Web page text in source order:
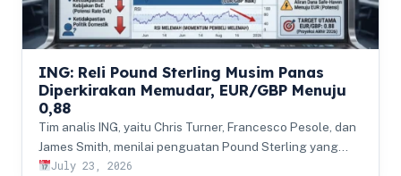
ING: Reli Pound Sterling Musim Panas
Diperkirakan Memudar, EUR/GBP Menuju
0,88
Tim analis ING, yaitu Chris Turner, Francesco Pesole, dan
James Smith, menilai penguatan Pound Sterling yang…
July 23, 2026